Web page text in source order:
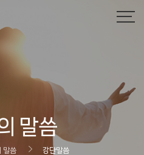
말씀
말씀 강단말씀